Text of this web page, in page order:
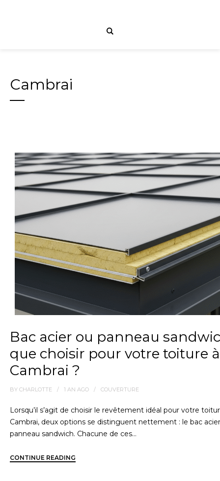
Cambrai
Bac acier ou panneau
que choisir pour votre toiture à
Cambrai ?
BY CHARLOTTE 1 AN AGO COUVERTURE
Lorsqu’il s’agit de choisir le revêtement idéal pour votre
Cambrai, deux options se distinguent nettement : le bac
panneau sandwich. Chacune de ces…
CONTINUE READING